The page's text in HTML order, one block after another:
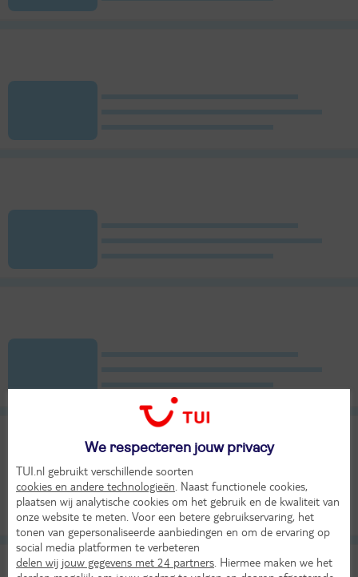
We respecteren jouw privacy
TUI.nl gebruikt verschillende soorten
cookies en andere technologieën . Naast functionele cookies,
plaatsen wij analytische cookies om het gebruik en de kwaliteit van
onze website te meten. Voor een betere gebruikservaring, het
tonen van gepersonaliseerde aanbiedingen en om de ervaring op
social media platformen te verbeteren
delen wij jouw gegevens met 24 partners . Hiermee maken we het